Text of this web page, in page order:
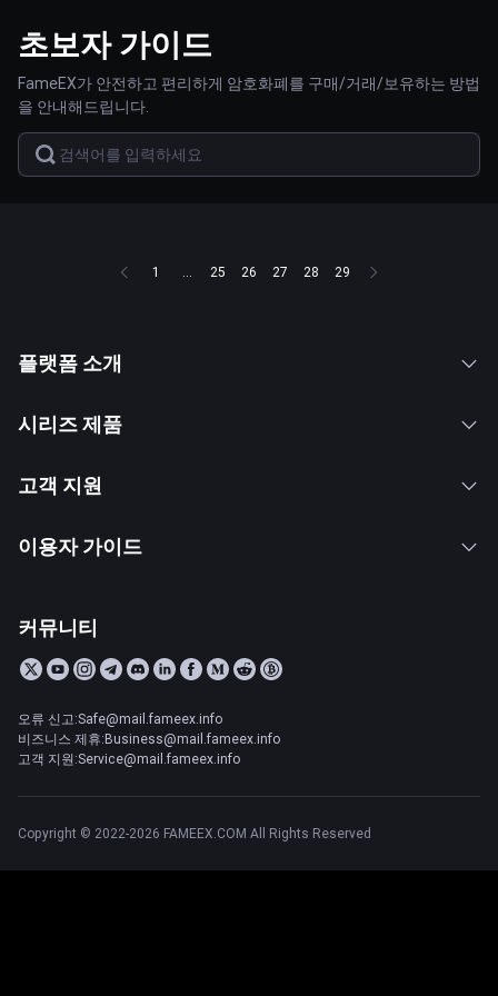
초보자 가이드
FameEX가 안전하고 편리하게 암호화폐를 구매/거래/보유하는 방법
을 안내해드립니다.
1 ... 25 26 27 28 29
플랫폼 소개
시리즈 제품
고객 지원
이용자 가이드
커뮤니티
오류 신고:Safe@mail.fameex.info
비즈니스 제휴:Business@mail.fameex.info
고객 지원:Service@mail.fameex.info
Copyright © 2022-2026 FAMEEX.COM All Rights Reserved